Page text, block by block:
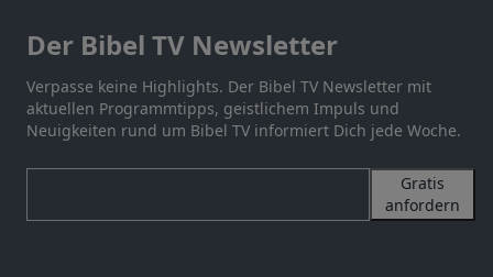
Der Bibel TV Newsletter
Verpasse keine Highlights. Der Bibel TV Newsletter mit
aktuellen Programmtipps, geistlichem Impuls und
Neuigkeiten rund um Bibel TV informiert Dich jede Woche.
Gratis
anfordern